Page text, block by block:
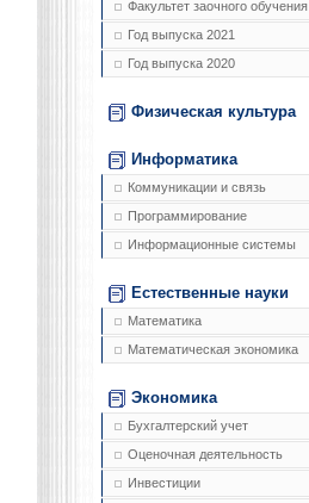
Факультет заочного обучения
Год выпуска 2021
Год выпуска 2020
Физическая культура
Информатика
Коммуникации и связь
Программирование
Информационные системы
Естественные науки
Математика
Математическая экономика
Экономика
Бухгалтерский учет
Оценочная деятельность
Инвестиции